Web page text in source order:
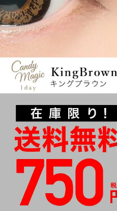
カラコン・サーク
クリアコンタク